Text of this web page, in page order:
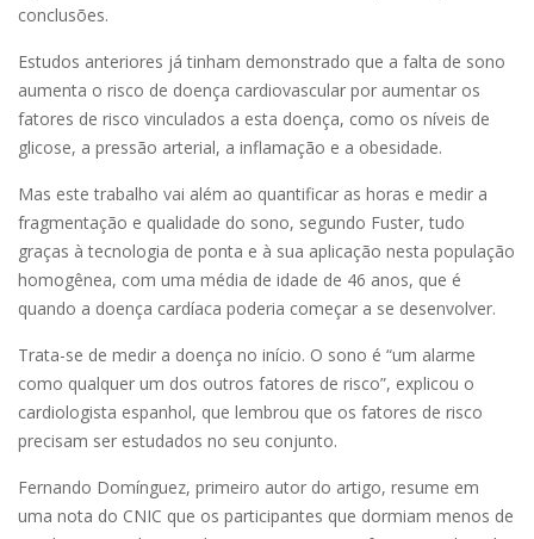
conclusões.
Estudos anteriores já tinham demonstrado que a falta de sono
aumenta o risco de doença cardiovascular por aumentar os
fatores de risco vinculados a esta doença, como os níveis de
glicose, a pressão arterial, a inflamação e a obesidade.
Mas este trabalho vai além ao quantificar as horas e medir a
fragmentação e qualidade do sono, segundo Fuster, tudo
graças à tecnologia de ponta e à sua aplicação nesta população
homogênea, com uma média de idade de 46 anos, que é
quando a doença cardíaca poderia começar a se desenvolver.
Trata-se de medir a doença no início. O sono é “um alarme
como qualquer um dos outros fatores de risco”, explicou o
cardiologista espanhol, que lembrou que os fatores de risco
precisam ser estudados no seu conjunto.
Fernando Domínguez, primeiro autor do artigo, resume em
uma nota do CNIC que os participantes que dormiam menos de